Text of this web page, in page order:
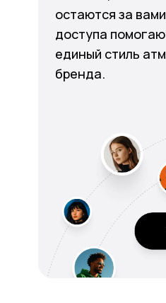
остаются за
доступа
единый стиль
бренда.